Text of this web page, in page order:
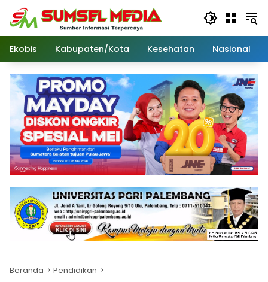
Langsung
konten
Ekobis
Kabupaten/Kota Kesehatan Nasional
Beranda Pendidikan